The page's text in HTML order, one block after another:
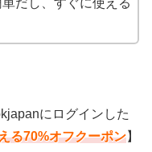
にログインした
る70%オフクーポン】